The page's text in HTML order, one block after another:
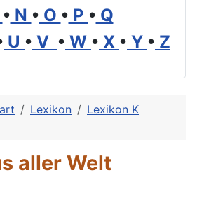
• N • O • P • Q
U • V • W • X • Y • Z
Lexikon
Lexikon K
aller Welt